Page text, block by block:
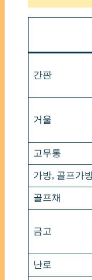
간판
거울
고무통
가방, 골프가
골프채
금고
난로